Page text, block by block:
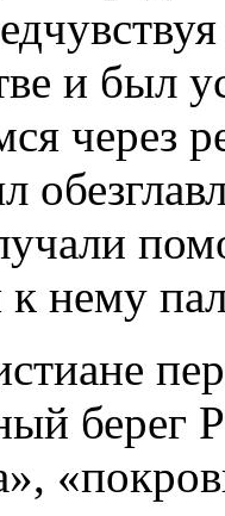
и был
через
к нему
берег